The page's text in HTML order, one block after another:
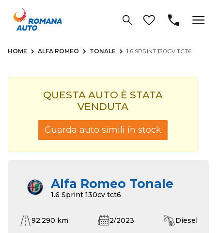
HOME ALFA ROMEO TONALE 1.6 SPRINT 130CV TCT6
QUESTA AUTO È STATA
VENDUTA
Guarda auto simili in stock
Alfa Romeo Tonale
1.6 Sprint 130cv tct6
92.290 km 2/2023 Diesel